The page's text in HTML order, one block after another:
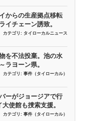
からの生産拠点移転
イチェーン誘致。
カテゴリ: タイローカルニュース
を不法投棄。池の水
ラヨーン県。
カテゴリ: 事件（タイローカル）
ーがジョージアで行
使館も捜索支援。
カテゴリ: 事件（タイローカル）